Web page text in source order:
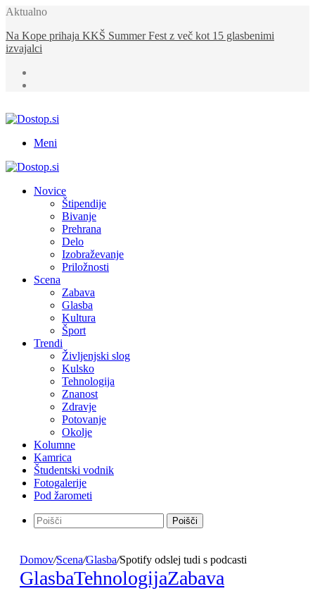
Aktualno
Na Kope prihaja KKŠ Summer Fest z več kot 15 glasbenimi
izvajalci
Meni
Novice
Štipendije
Bivanje
Prehrana
Delo
Izobraževanje
Priložnosti
Scena
Zabava
Glasba
Kultura
Šport
Trendi
Življenjski slog
Kulsko
Tehnologija
Znanost
Zdravje
Potovanje
Okolje
Kolumne
Kamrica
Študentski vodnik
Fotogalerije
Pod žarometi
Poišči
Domov/Scena/Glasba/Spotify odslej tudi s podcasti
GlasbaTehnologijaZabava